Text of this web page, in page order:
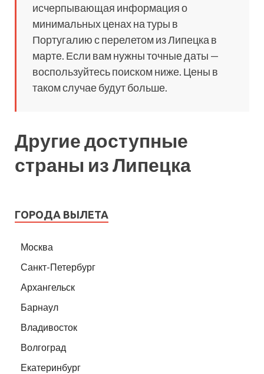
исчерпывающая информация о
минимальных ценах на туры в
Португалию с перелетом из Липецка в
марте. Если вам нужны точные даты —
воспользуйтесь поиском ниже. Цены в
таком случае будут больше.
Другие доступные
страны из Липецка
ГОРОДА ВЫЛЕТА
Москва
Санкт-Петербург
Архангельск
Барнаул
Владивосток
Волгоград
Екатеринбург